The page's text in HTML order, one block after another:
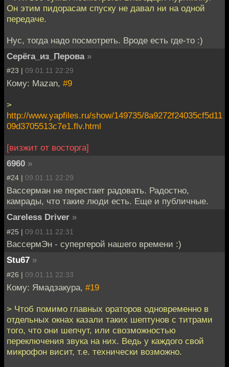
Он этим пидорасам спуску не давал ни на одной
передаче.
Нус, тогда надо посмотреть. Вроде есть где-то :)
Серёга_из_Перова »
#23 | 09.01.11 22:29
Кому: Mazan, #9
>
http://www.yapfiles.ru/show/149735/8a9272f24035cf5d11
09d3705513c7e1.flv.html
[визжит от восторга]
6960 »
#24 | 09.01.11 22:29
Вассерман не перестает радовать. Радостно,
камрады, что такие люди есть. Еще и публичные.
Careless Driver »
#25 | 09.01.11 22:31
ВассермЭн - супергерой нашего времени :)
Stu67 »
#26 | 09.01.11 22:33
Кому: Ямадзакура, #19
> Чтоб помимо главных ораторов одновременно в
отдельных окнах казали таких шептунов с титрами
того, что они шепчут, или свозможностью
переключения звука на них. Ведь у каждого свой
микрофон висит, т.е. технически возможно.